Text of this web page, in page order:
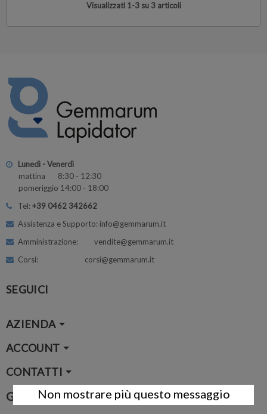
Visualizzati 1-3 su 3 articoli
Lunedì - Venerdì
mattina 8:30 - 12:30
pomeriggio 14:00 - 18:00
Tel:+39 0462 342662
Assistenza e Supporto: info@gemmarum.it
Amministrazione: vendite@gemmarum.it
Corsi: corsi@gemmarum.it
SEGUICI
AZIENDA
ACCOUNT
CONTATTI
Google MapNon mostrare più questo messaggio